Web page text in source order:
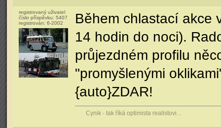
registrovaný uživatel
číslo příspěvku: 5407
registrován: 6-2002
Během chlastací akce
14 hodin do noci).
průjezdném profilu
"promyšlenými
{auto}ZDAR!
Cynik - tak říká optimista realistovi...